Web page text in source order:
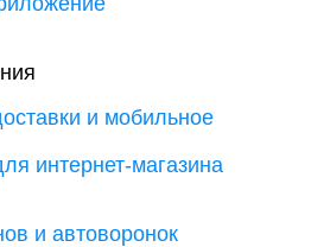
и мобильное
интернет-магазина
и автоворонок